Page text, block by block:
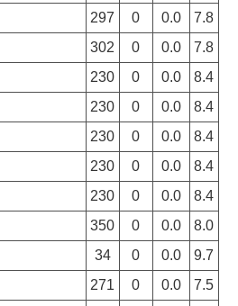
297 0 0.0
7.8
302 0 0.0
7.8
230 0 0.0
8.4
230 0 0.0
8.4
230 0 0.0
8.4
230 0 0.0
8.4
230 0 0.0
8.4
350 0 0.0
8.0
34 0 0.0
9.7
271 0 0.0
7.5